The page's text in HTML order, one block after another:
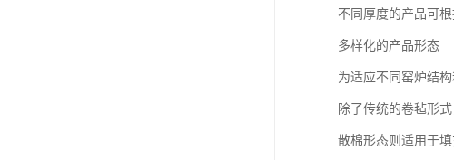
不同厚度的产品可
多样化的产品形态
为适应不同窑炉结
除了传统的卷毡形
散棉形态则适用于